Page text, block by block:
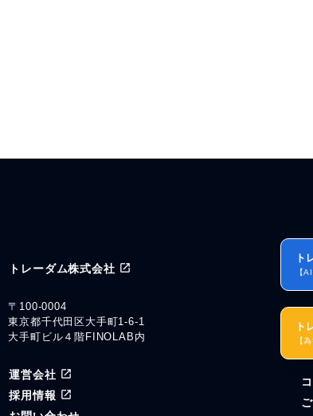
トレーダム株式会社
〒100-0004
東京都千代田区大手町1-6-1
大手町ビル４階FINOLAB内
運営会社
採用情報
ト
【
ト
【